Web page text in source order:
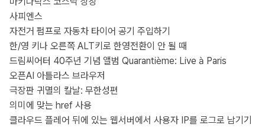
사피엔스
자전거 펌프로 자동차 타이어 공기 주입하기
한/영 키나 오른쪽 ALT키로 한영전환이 안 될 때
드림씨어터 40주년 기념 앨범 Quarantième: Live à Paris
오픈AI 아틀라스 브라우저
극장판 귀멸의 칼날: 무한성편
의미에 맞는 href 사용
클라우드 플레어 뒤에 있는 웹서버에서 사용자 IP를 로그로 남기기